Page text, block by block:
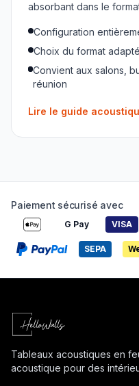
absorbant dans le
Configuration
Choix du format
Convient aux salons,
réunion
Lire le guide
Paiement sécurisé avec
G Pay VISA
SEPA
Tableaux acoustiques en
acoustique pour des